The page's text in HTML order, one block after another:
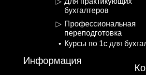
бухгалтеров
Профессиональная
переподготовка
Курсы по 1с для
Информация